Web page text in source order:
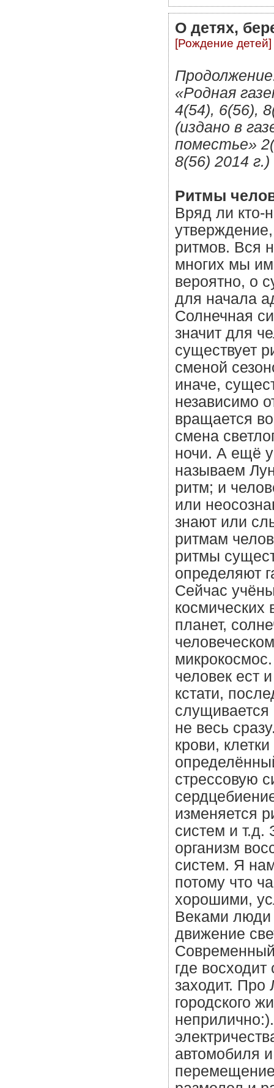
О детях,
[Рождение детей]
«Родная
4(54), 6(56),
(издано в
поместье»
8(56) 2014 г.)
Ритмы
Вряд ли кто-
ритмов. Вся
многих мы
вероятно, о
для начала
Солнечная
значит для
существует
сменой
иначе,
независимо
вращается
смена
ночи. А ещё
называем
ритм; и
или
знают или
ритмам
ритмы
определяют
Сейчас
планет,
человек ест
кстати,
слущивается
не весь
крови,
стрессовую
изменяется
систем и
организм
систем. Я
потому что
хорошими,
Веками
движение
Современный
где
заходит.
городского
автомобиля